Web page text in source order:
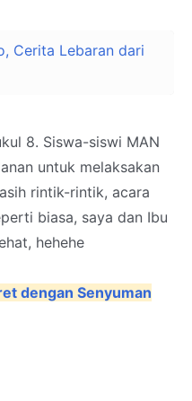
Cerita Lebaran dari
8. Siswa-siswi MAN
untuk melaksakan
rintik-rintik, acara
biasa, saya dan Ibu
hehehe
dengan Senyuman